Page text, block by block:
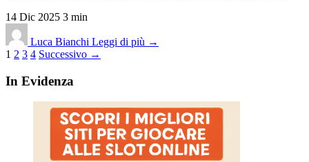
14 Dic 2025 3 min
Luca Bianchi Leggi di più →
Paginazione
degli
1 2 3 4 Successivo →
In Evidenza